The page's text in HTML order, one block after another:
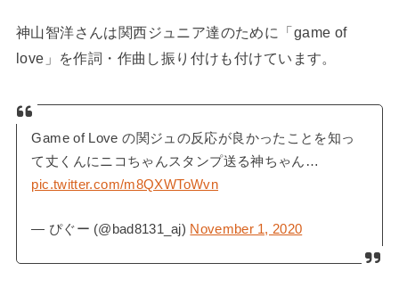
神山智洋さんは関西ジュニア達のために「game of
love」を作詞・作曲し振り付けも付けています。
Game of Love の関ジュの反応が良かったことを知っ
て丈くんにニコちゃんスタンプ送る神ちゃん…
pic.twitter.com/m8QXWToWvn
— ぴぐー (@bad8131_aj) November 1, 2020